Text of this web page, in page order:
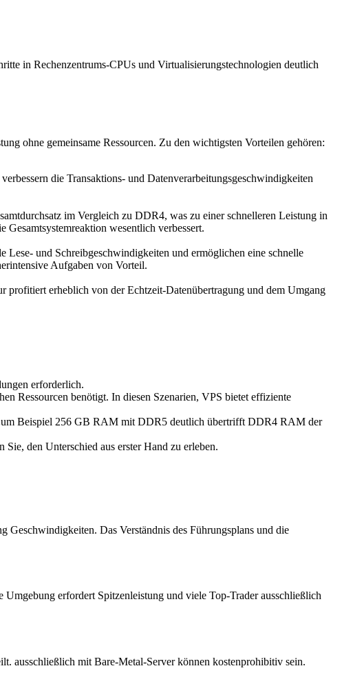
in Rechenzentrums-CPUs und Virtualisierungstechnologien deutlich
ohne gemeinsame Ressourcen. Zu den wichtigsten Vorteilen gehören:
die Transaktions- und Datenverarbeitungsgeschwindigkeiten
im Vergleich zu DDR4, was zu einer schnelleren Leistung in
wesentlich verbessert.
und Schreibgeschwindigkeiten und ermöglichen eine schnelle
Aufgaben von Vorteil.
erheblich von der Echtzeit-Datenübertragung und dem Umgang
erforderlich.
Ressourcen benötigt. In diesen Szenarien, VPS bietet effiziente
Beispiel 256 GB RAM mit DDR5 deutlich übertrifft DDR4 RAM der
den Unterschied aus erster Hand zu erleben.
Geschwindigkeiten. Das Verständnis des Führungsplans und die
erfordert Spitzenleistung und viele Top-Trader ausschließlich
ausschließlich mit Bare-Metal-Server können kostenprohibitiv sein.